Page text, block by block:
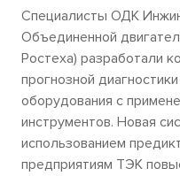
Специалисты ОДК
Объединенной
Ростеха) разработали
прогнозной
оборудования с
инструментов. Новая
использованием
предприятиям ТЭК